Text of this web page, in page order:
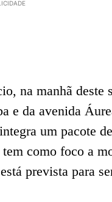
na manhã deste
e da avenida
um pacote
como foco a
prevista para